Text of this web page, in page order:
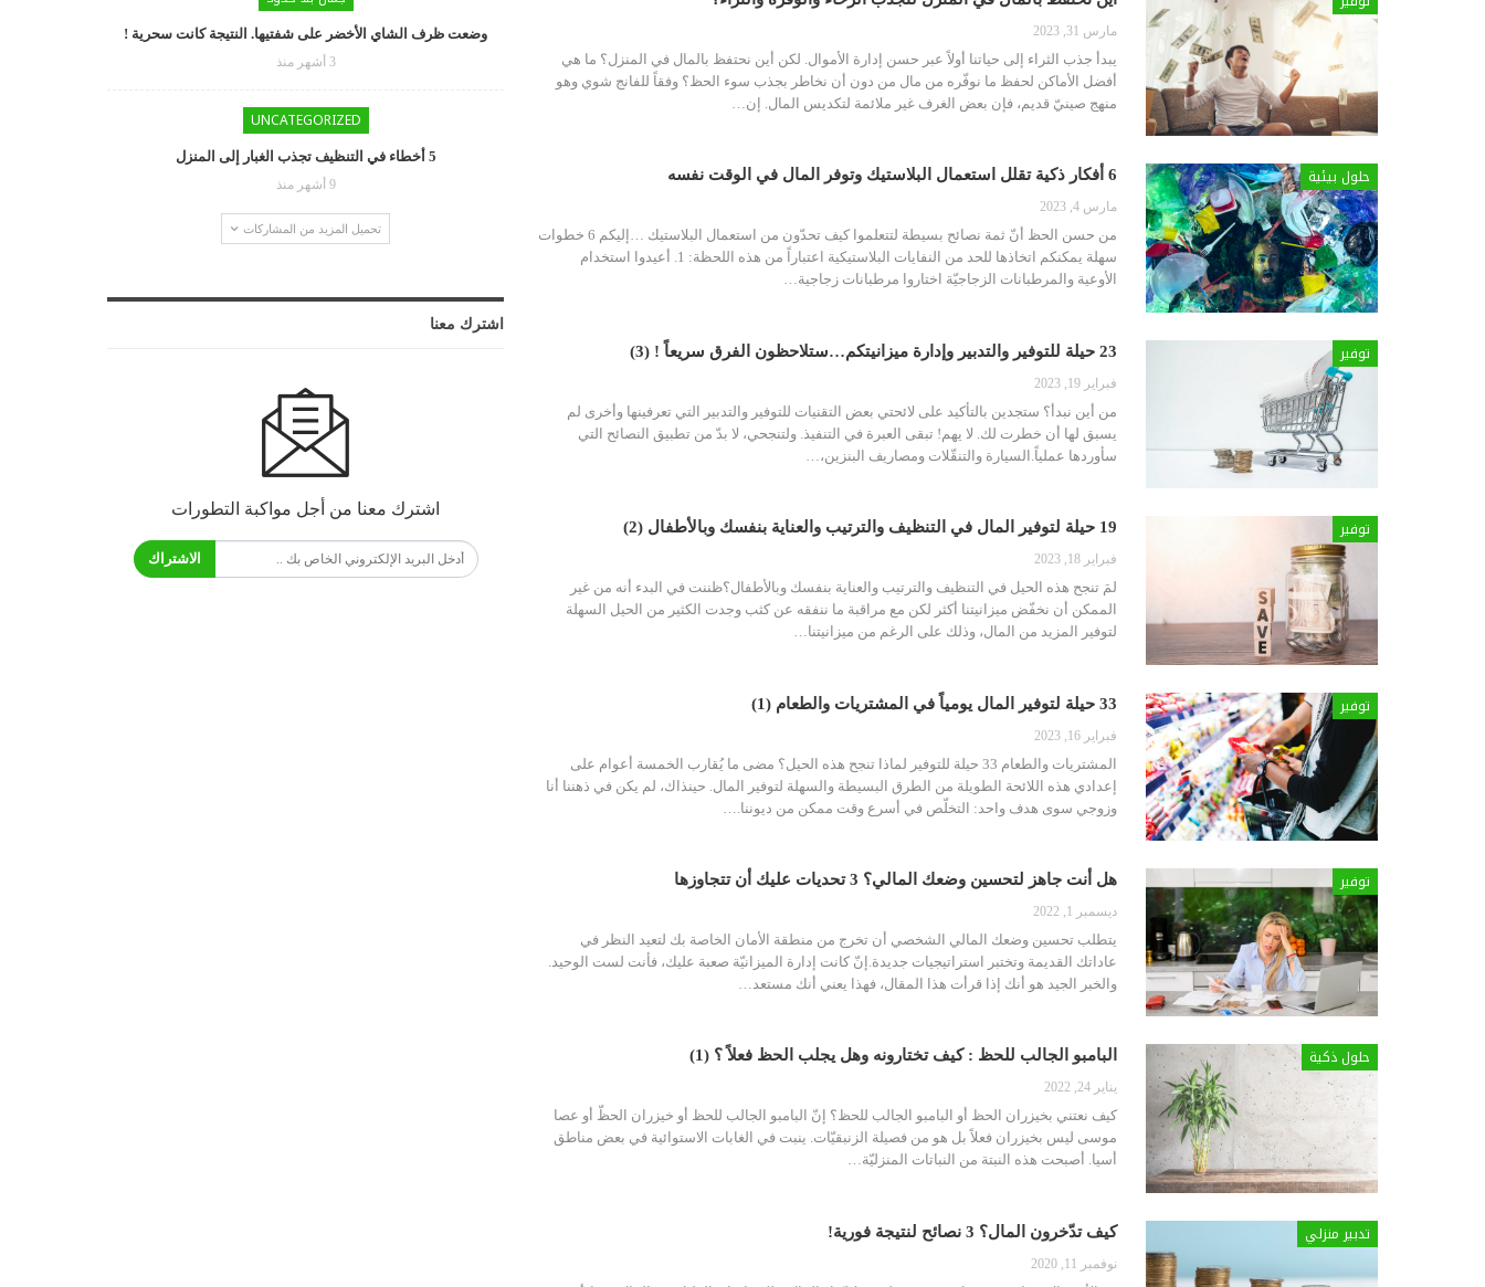
مارس 31, 2023
يبدأ جذب الثراء إلى حياتنا أولاً عبر حسن إدارة الأموال. لكن أين نحتفظ بالمال في المنزل؟ ما هي
أفضل الأماكن لحفظ ما نوفّره من مال من دون أن نخاطر بجذب سوء الحظ؟ وفقاً للفانج شوي وهو
منهج صينيّ قديم، فإن بعض الغرف غير ملائمة لتكديس المال. إن…
حلول بيئية 6 أفكار ذكية تقلل استعمال البلاستيك وتوفر المال في الوقت نفسه
مارس 4, 2023
من حسن الحظ أنّ ثمة نصائح بسيطة لتتعلموا كيف تحدّون من استعمال البلاستيك …إليكم 6 خطوات
سهلة يمكنكم اتخاذها للحد من النفايات البلاستيكية اعتباراً من هذه اللحظة:
1. أعيدوا استخدام
الأوعية والمرطبانات الزجاجيّة اختاروا مرطبانات زجاجية…
توفير 23 حيلة للتوفير والتدبير وإدارة ميزانيتكم…ستلاحظون الفرق سريعاً ! (3)
فبراير 19, 2023
من أين نبدأ؟ ستجدين بالتأكيد على لائحتي بعض التقنيات للتوفير والتدبير التي تعرفينها وأخرى لم
يسبق لها أن خطرت لك. لا يهم! تبقى العبرة في التنفيذ. ولتنجحي، لا بدّ من تطبيق النصائح التي
سأوردها عملياً.السيارة والتنقّلات ومصاريف البنزين،
توفير 19 حيلة لتوفير المال في التنظيف والترتيب والعناية بنفسك وبالأطفال (2)
فبراير 18, 2023
لمَ تنجح هذه الحيل في التنظيف والترتيب والعناية بنفسك وبالأطفال؟ظننت في البدء أنه من غير
الممكن أن نخفّض ميزانيتنا أكثر لكن مع مراقبة ما ننفقه عن كثب وجدت الكثير من الحيل السهلة
لتوفير المزيد من المال، وذلك على الرغم من ميزانيتنا…
توفير 33 حيلة لتوفير المال يومياً في المشتريات والطعام (1)
فبراير 16, 2023
المشتريات والطعام 33 حيلة للتوفير لماذا تنجح هذه الحيل؟
مضى ما يُقارب الخمسة أعوام على
إعدادي هذه اللائحة الطويلة من الطرق البسيطة والسهلة لتوفير المال. حينذاك، لم يكن في ذهننا أنا
وزوجي سوى هدف واحد: التخلّص في أسرع وقت ممكن من ديوننا.
توفير هل أنت جاهز لتحسين وضعك المالي؟ 3 تحديات عليك أن تتجاوزها
ديسمبر 1, 2022
يتطلب تحسين وضعك المالي الشخصي أن تخرج من منطقة الأمان الخاصة بك لتعيد النظر في
عاداتك القديمة وتختبر استراتيجيات جديدة.إنّ كانت إدارة الميزانيّة صعبة عليك، فأنت لست الوحيد.
والخبر الجيد هو أنك إذا قرأت هذا المقال، فهذا يعني أنك مستعد…
حلول ذكية البامبو الجالب للحظ : كيف تختارونه وهل يجلب الحظ فعلاً ؟ (1)
يناير 24, 2022
كيف نعتني بخيزران الحظ أو البامبو الجالب للحظ؟ إنّ البامبو الجالب للحظ أو خيزران الحظّ أو عصا
موسى ليس بخيزران فعلاً بل هو من فصيلة الزنبقيّات. ينبت في الغابات الاستوائية في بعض مناطق
أسيا. أصبحت هذه النبتة من النباتات المنزليّة…
تدبير منزلي كيف تدّخرون المال؟ 3 نصائح لنتيجة فورية!
نوفمبر 11, 2020
وضعت ظرف الشاي الأخضر على شفتيها. النتيجة كانت سحرية !
3 أشهر منذ
UNCATEGORIZED
5 أخطاء في التنظيف تجذب الغبار إلى المنزل
9 أشهر منذ
تحميل المزيد من المشاركات
اشترك معنا
اشترك معنا من أجل مواكبة التطورات
الاشتراك